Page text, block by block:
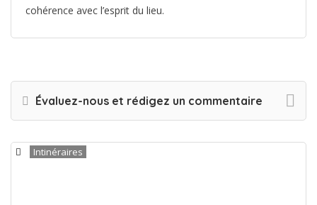
cohérence avec l’esprit du lieu.
Évaluez-nous et rédigez un commentaire
Intinéraires